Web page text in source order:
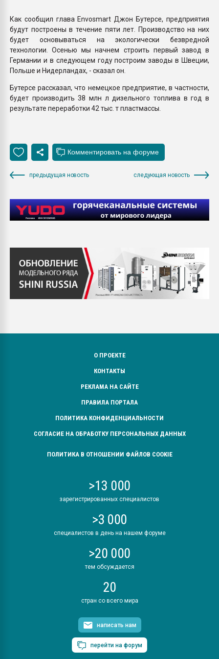
ПЕРЕЙТИ НА
Как сообщил глава Envosmart Джон Бутерсе, предприятия
будут построены в течение пяти лет. Производство на них
будет основываться на экологически безвредной
технологии. Осенью мы начнем строить первый завод в
Германии и в следующем году построим заводы в Швеции,
Польше и Нидерландах, - сказал он.
Бутерсе рассказал, что немецкое предприятие, в частности,
будет производить 38 млн л дизельного топлива в год в
результате переработки 42 тыс. т пластмассы.
предыдущая новость следующая новость
О ПРОЕКТЕ
КОНТАКТЫ
РЕКЛАМА НА САЙТЕ
ПРАВИЛА ПОРТАЛА
ПОЛИТИКА КОНФИДЕНЦИАЛЬНОСТИ
СОГЛАСИЕ НА ОБРАБОТКУ ПЕРСОНАЛЬНЫХ ДАННЫХ
ПОЛИТИКА В ОТНОШЕНИИ ФАЙЛОВ COOKIE
>13 000
зарегистрированных специалистов
>3 000
специалистов в день на нашем форуме
>20 000
тем обсуждается
20
стран со всего мира
написать нам
перейти на форум